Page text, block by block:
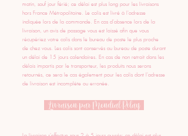
matin, sauf jour férié; ce délai est plus long pour les livraisons
hors France Métropolitaine. Le colis est livré à l'adresse
indiquée lors de la commande. En cas d'absence lors de la
livraison, un avis de passage vous est laissé afin que vous
récupériez votre colis dans le bureau de poste le plus proche
de chez vous. Les colis sont conservés au bureau de poste durant
un délai de 15 jours calendaires. En cas de non retrait dans les
délais impartis par le transporteur, les produits nous serons
retournés, ce sera le cas également pour les colis dont l'adresse
de livraison est incomplète ou erronée.
Livraison par Mondial Relay